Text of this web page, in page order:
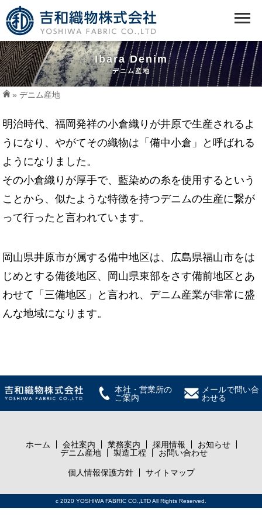
Ibara Denim
デニム産地
» デニム産地
明治時代、福岡発祥の小倉織りが井原で生産されるよ
うになり、やがてその織物は「備中小倉」と呼ばれる
ようになりました。
その小倉織りが厚手で、藍染めの糸を使用するという
ことから、似たような特徴を持つデニムの生産に繋が
って行ったと言われています。
岡山県井原市が属する備中地区は、広島県福山市をは
じめとする備後地区、岡山県東部をさす備前地区とあ
わせて「三備地区」と言われ、デニム産業が非常に盛
んな地域になります。
本社・営業所の
ご案内
メールで問い合
わせる
ホーム 会社案内 業務案内 採用情報
お知らせ
デニム産地
製造工程 お問い合わせ
個人情報保護方針 サイトマップ
c 2020 YOSHIWA FABRIC CO.,LTD All Rights Reserved.